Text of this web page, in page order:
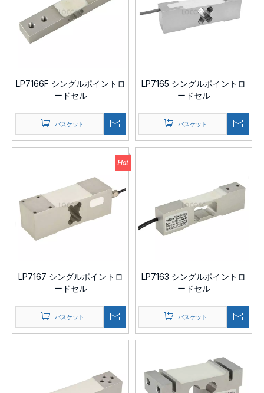
LP7166F シングルポイントロ
ードセル
バスケット
LP7165 シングルポイントロ
ードセル
バスケット
LP7167 シングルポイントロ
ードセル
バスケット
LP7163 シングルポイントロ
ードセル
バスケット